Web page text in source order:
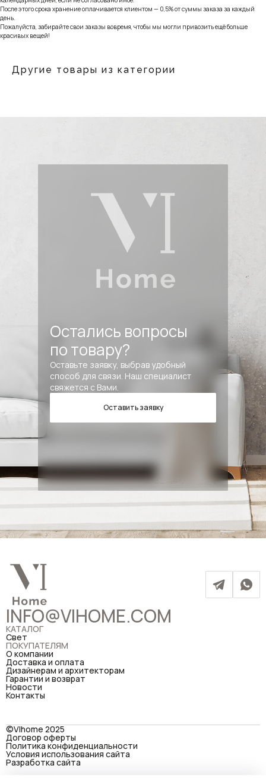
После этого срока хранение оплачивается клиентом — 0,5% от суммы заказа за каждый
день.
Пожалуйста, забирайте свои заказы вовремя, чтобы мы могли привозить ещё больше
красивых вещей!
Другие товары из категории
Остались вопросы
по товару?
Оставьте заявку, выбрав удобный
способ для связи. Наш специалист
свяжется с Вами.
Оставить заявку
INFO@VIHOME.COM
КАТАЛОГ
Свет
ПОКУПАТЕЛЯМ
О компании
Доставка и оплата
Дизайнерам и архитекторам
Гарантии и возврат
Новости
Контакты
©VIhome 2025
Договор оферты
Политика конфиденциальности
Условия использования сайта
Разработка сайта